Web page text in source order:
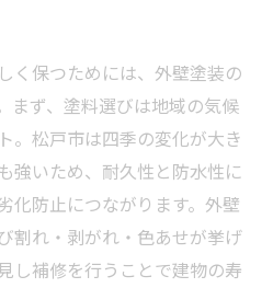
く保つためには、外壁塗装の
まず、塗料選びは地域の気候
。松戸市は四季の変化が大き
強いため、耐久性と防水性に
化防止につながります。外壁
割れ・剥がれ・色あせが挙げ
し補修を行うことで建物の寿